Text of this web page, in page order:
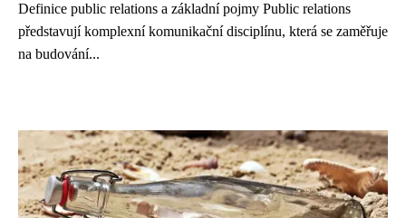
Definice public relations a základní pojmy Public relations
představují komplexní komunikační disciplínu, která se zaměřuje
na budování...